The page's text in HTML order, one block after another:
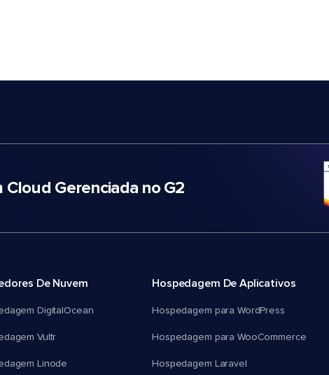
Gerenciada no G2
De Nuvem
DigitalOcean
Vultr
Linode
Hospedagem De Aplicativos
Hospedagem para WordPress
Hospedagem para WooCommerce
Hospedagem Laravel